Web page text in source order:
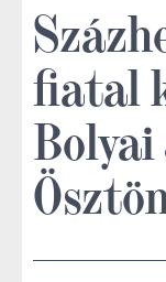
fiatal